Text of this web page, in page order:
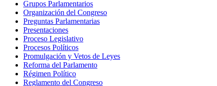
Grupos Parlamentarios
Organización del Congreso
Preguntas Parlamentarias
Presentaciones
Proceso Legislativo
Procesos Políticos
Promulgación y Vetos de Leyes
Reforma del Parlamento
Régimen Político
Reglamento del Congreso